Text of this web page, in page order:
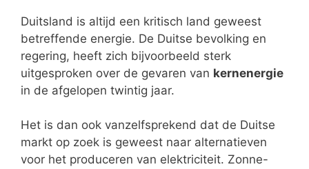
Duitsland is altijd een kritisch land geweest
betreffende energie. De Duitse bevolking en
regering, heeft zich bijvoorbeeld sterk
uitgesproken over de gevaren van kernenergie
in de afgelopen twintig jaar.
Het is dan ook vanzelfsprekend dat de Duitse
markt op zoek is geweest naar alternatieven
voor het produceren van elektriciteit. Zonne-